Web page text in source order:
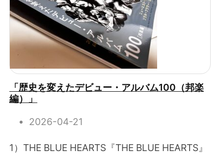
「歴史を変えたデビュー・アルバム100（邦楽
編）」
2026-04-21
1）THE BLUE HEARTS『THE BLUE HEARTS』